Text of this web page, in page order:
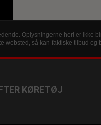
Oplysningerne heri er ikke
så kan faktiske tilbud
KØRETØJ